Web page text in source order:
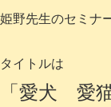
姫野先生のセミナ
タイトルは
「愛犬 愛